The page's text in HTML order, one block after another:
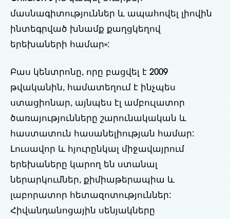
մասնագիտություններ և ապահովել լիովին
ինտեգրված խնամք քաղցկեղով
երեխաների համար»:
Բաս կենտրոնը, որը բացվել է 2009
թվականին, համատեղում է ինչպես
ստացիոնար, այնպես էլ ամբուլատոր
ծառայությունները շարունակական և
հաստատուն հասանելիության համար:
Լուսավոր և հյուրընկալ միջավայրում
երեխաները կարող են ստանալ
ներարկումներ, քիմիաթերապիա և
լաբորատոր հետազոտություններ:
Հիվանդանոցային սենյակները